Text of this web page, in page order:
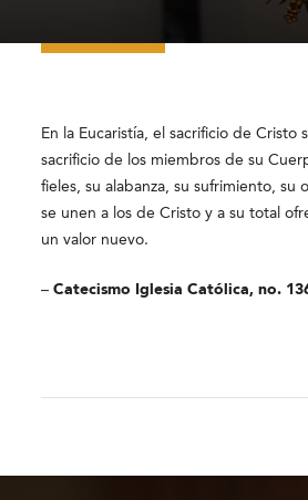
En la Eucaristía, el sacrificio de Cristo
sacrificio de los miembros de su
fieles, su alabanza, su sufrimiento, su
se unen a los de Cristo y a su total
un valor nuevo.
–Catecismo Iglesia Católica, no.